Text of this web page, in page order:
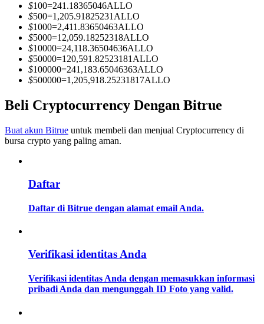
Informasi
Analisis data besar termasuk info perdagangan, dll.
$100=241.18365046ALLO
$500=1,205.91825231 ALLO
$1000=2,411.83650463ALLO
$5000=12,059.18252318ALLO
$10000=24,118.36504636ALLO
$50000=120,591.82523181 ALLO
$100000=241,183.65046363ALLO
$500000=1,205,918.25231817ALLO
Beli Cryptocurrency Dengan Bitrue
Buat akun Bitrue untuk membeli dan menjual Cryptocurrency di
bursa crypto yang paling aman.
Daftar
Daftar di Bitrue dengan alamat email Anda.
Verifikasi identitas Anda
Verifikasi identitas Anda dengan memasukkan informasi
pribadi Anda dan mengunggah ID Foto yang valid.